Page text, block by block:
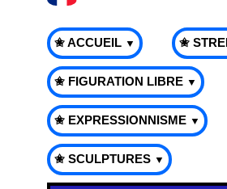
✬ ACCUEIL ▼ ✬
✬ FIGURATION LIBRE ▼
✬ EXPRESSIONNISME ▼
✬ SCULPTURES ▼